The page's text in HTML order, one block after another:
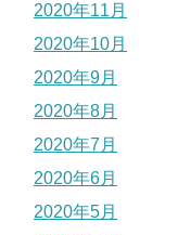
2020年11月
2020年10月
2020年9月
2020年8月
2020年7月
2020年6月
2020年5月